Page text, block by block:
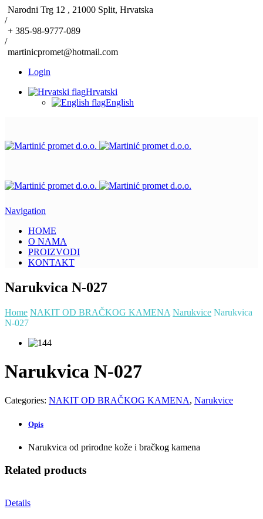
Narodni Trg 12 , 21000 Split, Hrvatska
/
+ 385-98-9777-089
/
martinicpromet@hotmail.com
Login
Hrvatski
English
Navigation
HOME
O NAMA
PROIZVODI
KONTAKT
Narukvica N-027
Home NAKIT OD BRAČKOG KAMENA Narukvice Narukvica
N-027
Narukvica N-027
Categories: NAKIT OD BRAČKOG KAMENA, Narukvice
Opis
Narukvica od prirodne kože i bračkog kamena
Related products
Details